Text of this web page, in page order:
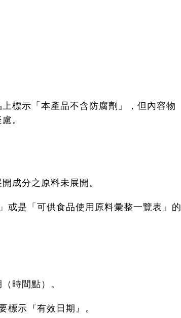
標示「本產品不含防腐劑」，但內容物
。
成分之原料未展開。
或是「可供食品使用原料彙整一覽表」的
時間點）。
標示『有效日期』。